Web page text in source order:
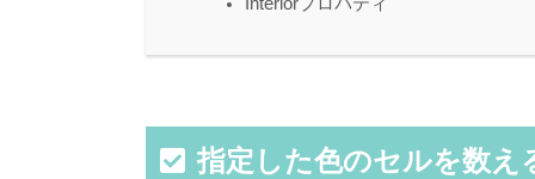
Interiorプロパティ
指定した色のセルを数え